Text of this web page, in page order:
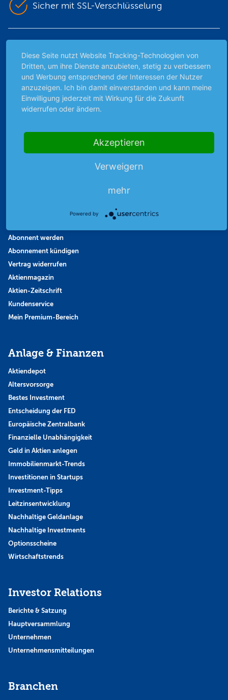
Sicher mit SSL-Verschlüsselung
Archiv
Börsenbericht
Börsengerüchte
Börsengespräche
Favoriten
Abonnent werden
Abonnement kündigen
Vertrag widerrufen
Aktienmagazin
Aktien-Zeitschrift
Kundenservice
Mein Premium-Bereich
Anlage & Finanzen
Aktiendepot
Altersvorsorge
Bestes Investment
Entscheidung der FED
Europäische Zentralbank
Finanzielle Unabhängigkeit
Geld in Aktien anlegen
Immobilienmarkt-Trends
Investitionen in Startups
Investment-Tipps
Leitzinsentwicklung
Nachhaltige Geldanlage
Nachhaltige Investments
Optionsscheine
Wirtschaftstrends
Investor Relations
Berichte & Satzung
Hauptversammlung
Unternehmen
Unternehmensmitteilungen
Branchen
Diese Seite nutzt Website Tracking-Technologien von
Dritten, um ihre Dienste anzubieten, stetig zu verbessern
und Werbung entsprechend der Interessen der Nutzer
anzuzeigen. Ich bin damit einverstanden und kann meine
Einwilligung jederzeit mit Wirkung für die Zukunft
widerrufen oder ändern.
Akzeptieren
Verweigern
mehr
Powered by